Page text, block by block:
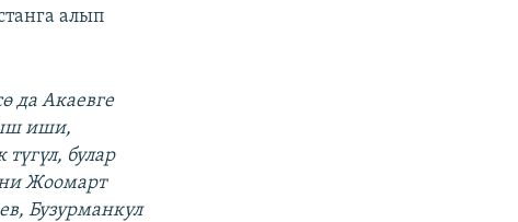
алып
да Акаевге
иши,
булар
Жоомарт
Бузурманкул